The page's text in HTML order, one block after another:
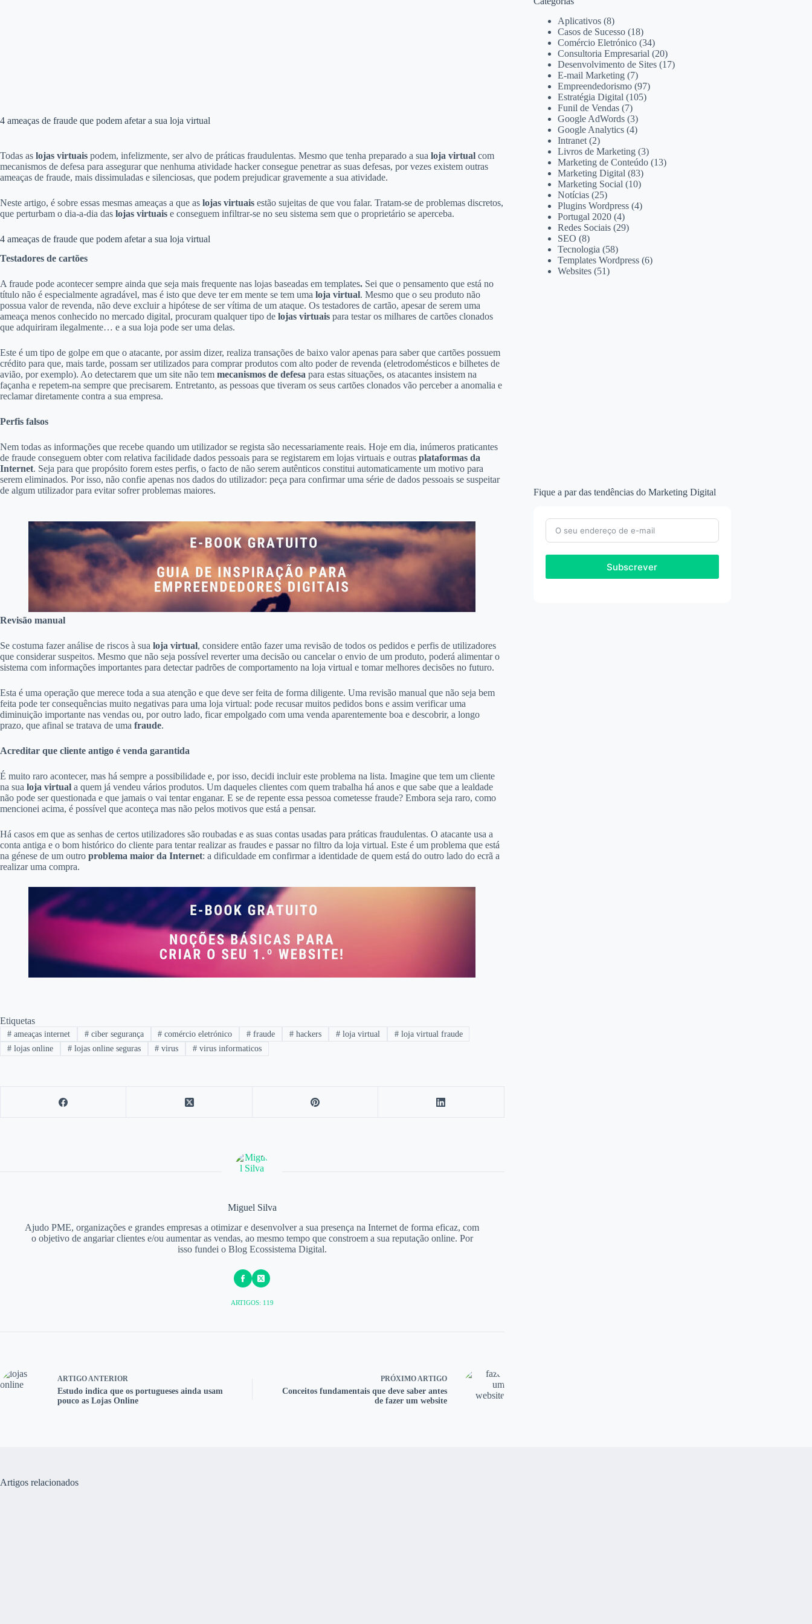
4 ameaças de fraude que podem afetar a sua loja virtual
Todas as lojas virtuais podem, infelizmente, ser alvo de práticas fraudulentas. Mesmo que tenha preparado a sua loja virtual com
mecanismos de defesa para assegurar que nenhuma atividade hacker consegue penetrar as suas defesas, por vezes existem outras
ameaças de fraude, mais dissimuladas e silenciosas, que podem prejudicar gravemente a sua atividade.
Neste artigo, é sobre essas mesmas ameaças a que as lojas virtuais estão sujeitas de que vou falar. Tratam-se de problemas discretos,
que perturbam o dia-a-dia das lojas virtuais e conseguem infiltrar-se no seu sistema sem que o proprietário se aperceba.
4 ameaças de fraude que podem afetar a sua loja virtual
Testadores de cartões
A fraude pode acontecer sempre ainda que seja mais frequente nas lojas baseadas em templates. Sei que o pensamento que está no
título não é especialmente agradável, mas é isto que deve ter em mente se tem uma loja virtual. Mesmo que o seu produto não
possua valor de revenda, não deve excluir a hipótese de ser vítima de um ataque. Os testadores de cartão, apesar de serem uma
ameaça menos conhecido no mercado digital, procuram qualquer tipo de lojas virtuais para testar os milhares de cartões clonados
que adquiriram ilegalmente… e a sua loja pode ser uma delas.
Este é um tipo de golpe em que o atacante, por assim dizer, realiza transações de baixo valor apenas para saber que cartões possuem
crédito para que, mais tarde, possam ser utilizados para comprar produtos com alto poder de revenda (eletrodomésticos e bilhetes de
avião, por exemplo). Ao detectarem que um site não tem mecanismos de defesa para estas situações, os atacantes insistem na
façanha e repetem-na sempre que precisarem. Entretanto, as pessoas que tiveram os seus cartões clonados vão perceber a anomalia e
reclamar diretamente contra a sua empresa.
Perfis falsos
Nem todas as informações que recebe quando um utilizador se regista são necessariamente reais. Hoje em dia, inúmeros praticantes
de fraude conseguem obter com relativa facilidade dados pessoais para se registarem em lojas virtuais e outras plataformas da
Internet. Seja para que propósito forem estes perfis, o facto de não serem autênticos constitui automaticamente um motivo para
serem eliminados. Por isso, não confie apenas nos dados do utilizador: peça para confirmar uma série de dados pessoais se suspeitar
de algum utilizador para evitar sofrer problemas maiores.
Revisão manual
Se costuma fazer análise de riscos à sua loja virtual, considere então fazer uma revisão de todos os pedidos e perfis de utilizadores
que considerar suspeitos. Mesmo que não seja possível reverter uma decisão ou cancelar o envio de um produto, poderá alimentar o
sistema com informações importantes para detectar padrões de comportamento na loja virtual e tomar melhores decisões no futuro.
Esta é uma operação que merece toda a sua atenção e que deve ser feita de forma diligente. Uma revisão manual que não seja bem
feita pode ter consequências muito negativas para uma loja virtual: pode recusar muitos pedidos bons e assim verificar uma
diminuição importante nas vendas ou, por outro lado, ficar empolgado com uma venda aparentemente boa e descobrir, a longo
prazo, que afinal se tratava de uma fraude.
Acreditar que cliente antigo é venda garantida
É muito raro acontecer, mas há sempre a possibilidade e, por isso, decidi incluir este problema na lista. Imagine que tem um cliente
na sua loja virtual a quem já vendeu vários produtos. Um daqueles clientes com quem trabalha há anos e que sabe que a lealdade
não pode ser questionada e que jamais o vai tentar enganar. E se de repente essa pessoa cometesse fraude? Embora seja raro, como
mencionei acima, é possível que aconteça mas não pelos motivos que está a pensar.
Há casos em que as senhas de certos utilizadores são roubadas e as suas contas usadas para práticas fraudulentas. O atacante usa a
conta antiga e o bom histórico do cliente para tentar realizar as fraudes e passar no filtro da loja virtual. Este é um problema que está
na génese de um outro problema maior da Internet: a dificuldade em confirmar a identidade de quem está do outro lado do ecrã a
realizar uma compra.
Etiquetas
#ameaças internet #ciber segurança # comércio eletrónico # fraude # hackers #loja virtual #loja virtual fraude
#lojas online #lojas online seguras # virus # virus informaticos
Miguel Silva
Ajudo PME, organizações e grandes empresas a otimizar e desenvolver a sua presença na Internet de forma eficaz, com
o objetivo de angariar clientes e/ou aumentar as vendas, ao mesmo tempo que constroem a sua reputação online. Por
isso fundei o Blog Ecossistema Digital.
ARTIGOS: 119
ARTIGOANTERIOR
Estudo indica que os portugueses ainda usam
pouco as Lojas Online
PRÓXIMOARTIGO
Conceitos fundamentais que deve saber antes
de fazer um website
Aplicativos (8)
Casos de Sucesso (18)
Comércio Eletrónico (34)
Consultoria Empresarial (20)
Desenvolvimento de Sites (17)
E-mail Marketing (7)
Empreendedorismo (97)
Estratégia Digital (105)
Funil de Vendas (7)
Google AdWords (3)
Google Analytics (4)
Intranet (2)
Livros de Marketing (3)
Marketing de Conteúdo (13)
Marketing Digital (83)
Marketing Social (10)
Notícias (25)
Plugins Wordpress (4)
Portugal 2020 (4)
Redes Sociais (29)
SEO (8)
Tecnologia (58)
Templates Wordpress (6)
Websites (51)
Fique a par das tendências do Marketing Digital
Subscrever
Artigos relacionados